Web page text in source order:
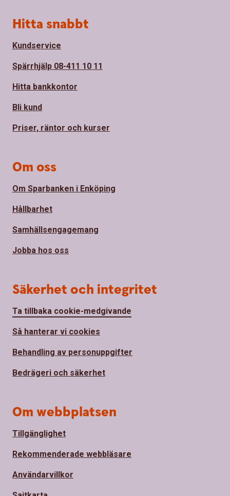
Sidfot
Hitta snabbt
Kundservice
Spärrhjälp 08-411 10 11
Hitta bankkontor
Bli kund
Priser, räntor och kurser
Om oss
Om Sparbanken i Enköping
Hållbarhet
Samhällsengagemang
Jobba hos oss
Säkerhet och integritet
Ta tillbaka cookie-medgivande
Så hanterar vi cookies
Behandling av personuppgifter
Bedrägeri och säkerhet
Om webbplatsen
Tillgänglighet
Rekommenderade webbläsare
Användarvillkor